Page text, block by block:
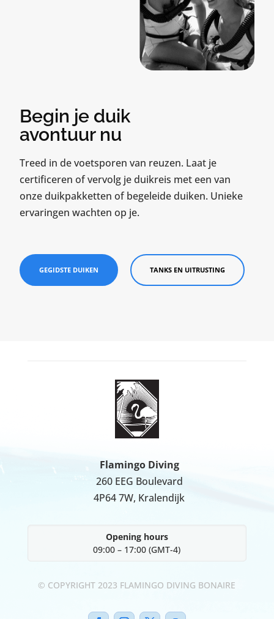
Begin je duik
avontuur nu
Treed in de voetsporen van reuzen. Laat je
certificeren of vervolg je duikreis met een van
onze duikpakketten of begeleide duiken. Unieke
ervaringen wachten op je.
GEGIDSTE DUIKEN TANKS EN UITRUSTING
Flamingo Diving
260 EEG Boulevard
4P64 7W, Kralendijk
Opening hours
09:00 – 17:00(GMT-4)
© COPYRIGHT 2023 FLAMINGO DIVING BONAIRE